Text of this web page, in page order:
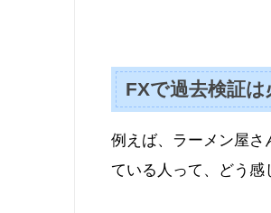
FXで過去検証
例えば、ラーメン屋さ
ている人って、どう感